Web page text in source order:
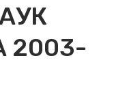
2003-